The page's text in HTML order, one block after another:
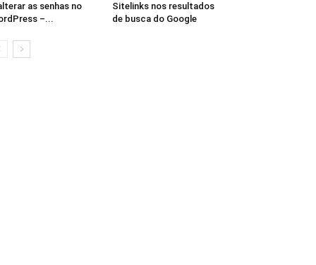
as senhas no
–...
Sitelinks nos resultados
de busca do Google